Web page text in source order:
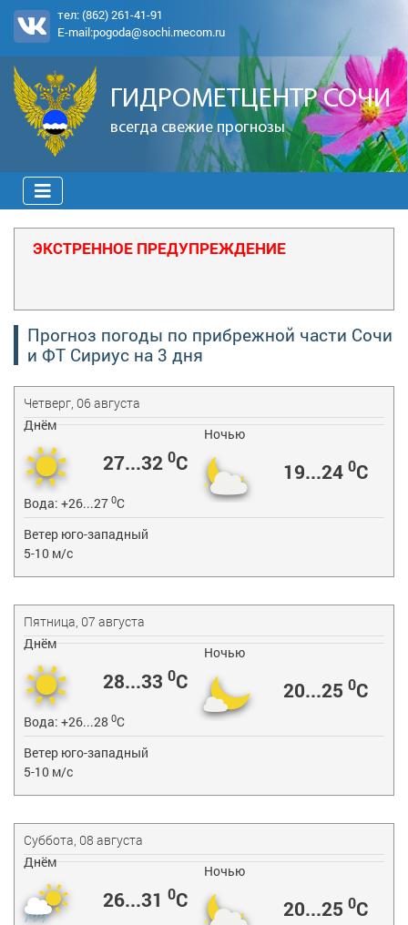
тел:(862) 261-41-91
E-mail:pogoda@sochi.mecom.ru
ГИДРОМЕТЦЕНТР СОЧИ
всегда свежие прогнозы
ЭКСТРЕННОЕ ПРЕДУПРЕЖДЕНИЕ
Прогноз погоды по прибрежной части Сочи
и ФТ Сириус на 3 дня
Четверг, 06 августа
Днём
27...32 0C
Вода: +26...27 0C
Ночью
19...24 0C
Ветер юго-западный
5-10 м/с
Пятница, 07 августа
Днём
28...33 0C
Вода: +26...28 0C
Ночью
20...25 0C
Ветер юго-западный
5-10 м/с
Суббота, 08 августа
Днём
26...31 0C
Ночью
20...25 0C